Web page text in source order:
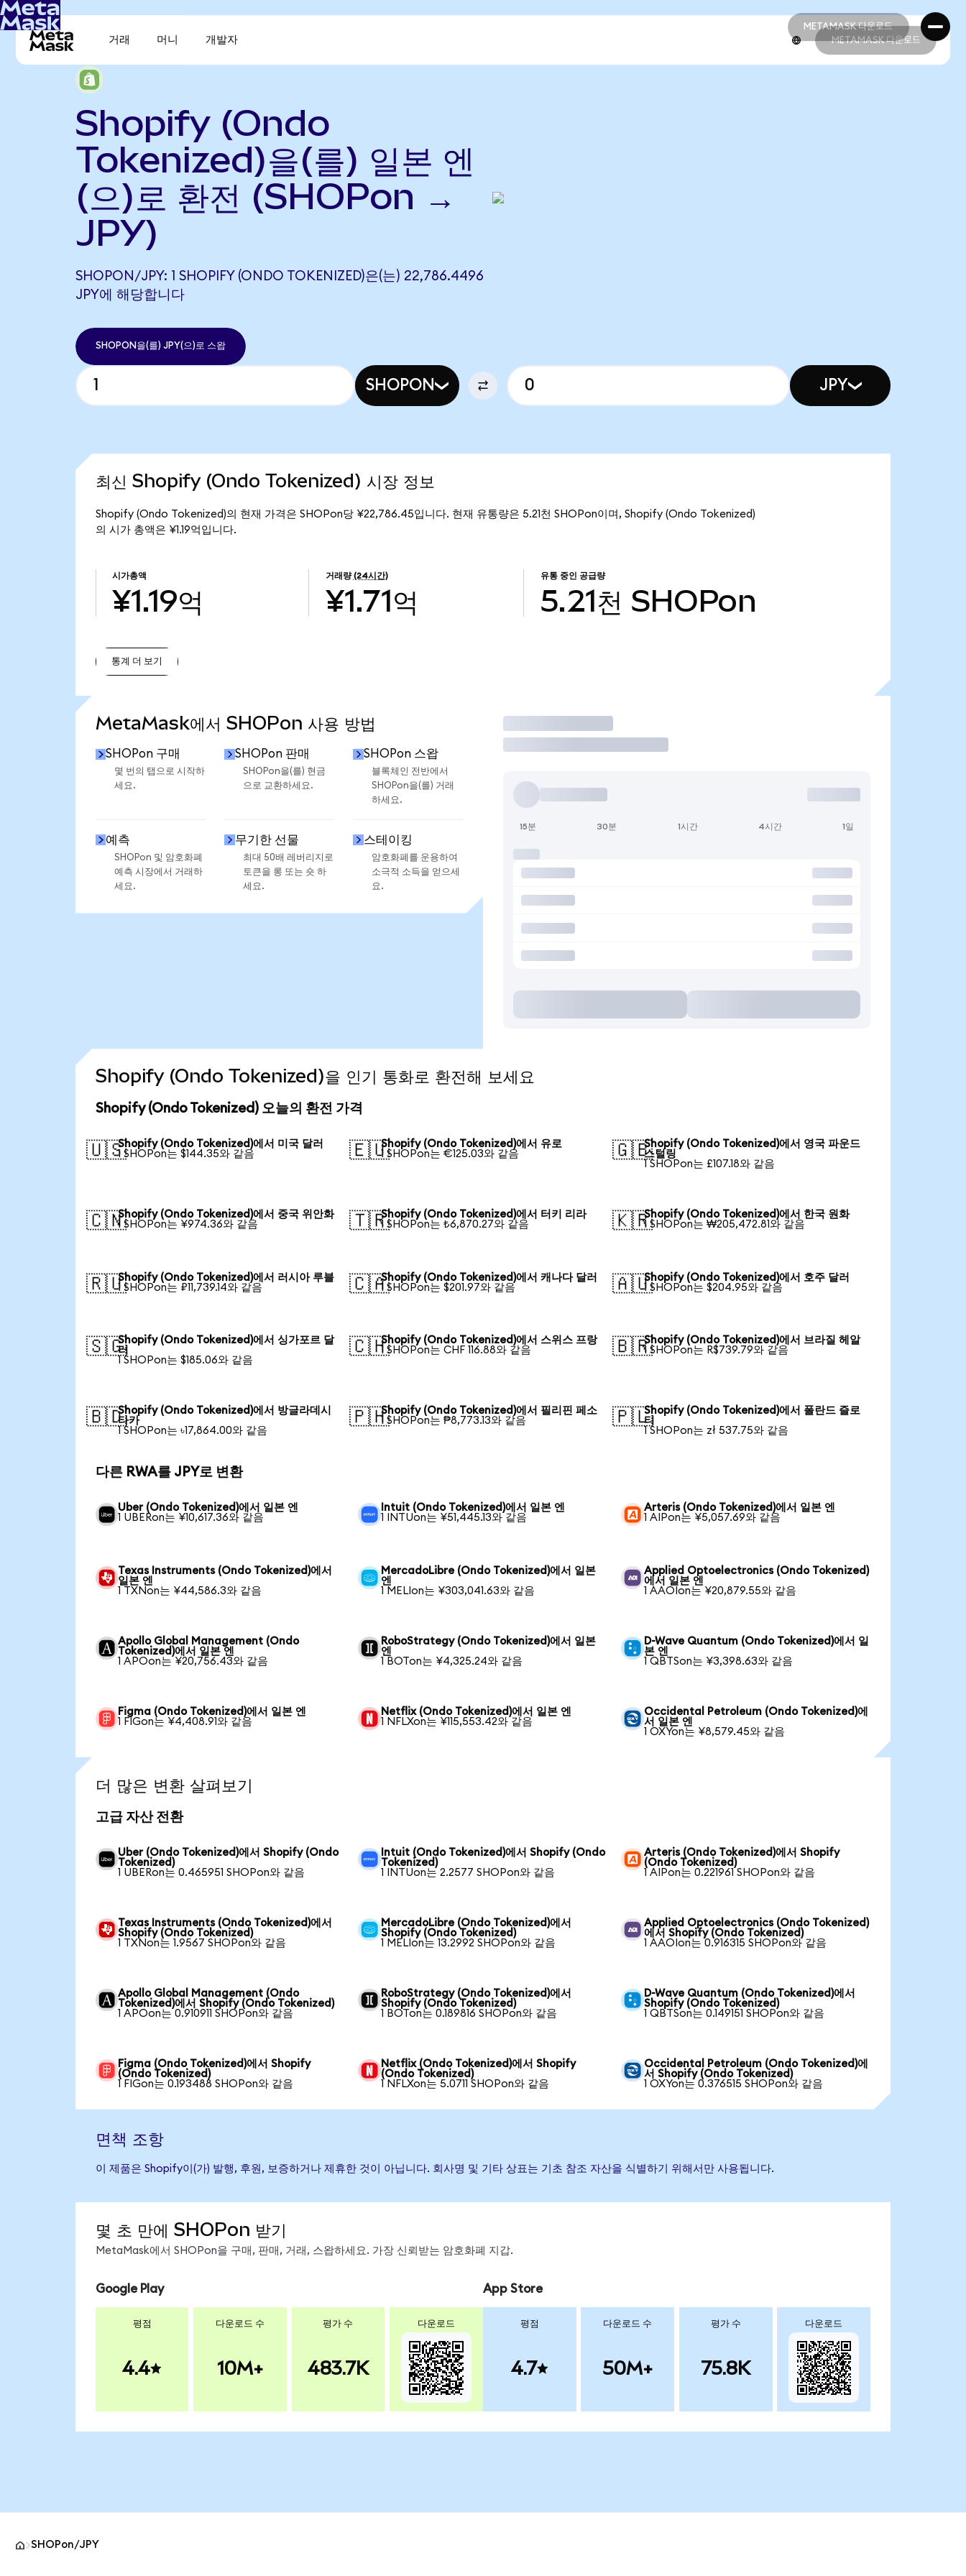
METAMASK 다운로드
METAMASK 다운로드
거래 머니 개발자 METAMASK 다운로드
Shopify (Ondo
Tokenized)을(를) 일본 엔
(으)로 환전 (SHOPon →
JPY)
SHOPON/JPY: 1 SHOPIFY (ONDO TOKENIZED)은(는) 22,786.4496
JPY에 해당합니다
SHOPON을(를) JPY(으)로 스왑
SHOPON JPY
최신 Shopify (Ondo Tokenized) 시장 정보
Shopify (Ondo Tokenized)의 현재 가격은 SHOPon당 ¥22,786.45입니다. 현재 유통량은 5.21천 SHOPon이며, Shopify (Ondo Tokenized)
의 시가 총액은 ¥1.19억입니다.
시가총액
¥1.19억
거래량 (24시간)
¥1.71억
유통 중인 공급량
5.21천 SHOPon
통계 더 보기
MetaMask에서 SHOPon 사용 방법
SHOPon 구매
몇 번의 탭으로 시작하
세요.
SHOPon 판매
SHOPon을(를) 현금
으로 교환하세요.
SHOPon 스왑
블록체인 전반에서
SHOPon을(를) 거래
하세요.
예측
SHOPon 및 암호화폐
예측 시장에서 거래하
세요.
무기한 선물
최대 50배 레버리지로
토큰을 롱 또는 숏 하
세요.
스테이킹
암호화폐를 운용하여
소극적 소득을 얻으세
요.
거래
15분 30분 1시간 4시간 1일
Shopify (Ondo Tokenized)을 인기 통화로 환전해 보세요
Shopify (Ondo Tokenized) 오늘의 환전 가격
🇺🇸Shopify (Ondo Tokenized)에서 미국 달러
1 SHOPon는 $144.35와 같음
🇪🇺Shopify (Ondo Tokenized)에서 유로
1 SHOPon는 €125.03와 같음
🇬🇧Shopify (Ondo Tokenized)에서 영국 파운드
스털링
1 SHOPon는 £107.18와 같음
🇨🇳Shopify (Ondo Tokenized)에서 중국 위안화
1 SHOPon는 ¥974.36와 같음
🇹🇷Shopify (Ondo Tokenized)에서 터키 리라
1 SHOPon는 ₺6,870.27와 같음
🇰🇷Shopify (Ondo Tokenized)에서 한국 원화
1 SHOPon는 ₩205,472.81와 같음
🇷🇺Shopify (Ondo Tokenized)에서 러시아 루블
1 SHOPon는 ₽11,739.14와 같음
🇨🇦Shopify (Ondo Tokenized)에서 캐나다 달러
1 SHOPon는 $201.97와 같음
🇦🇺Shopify (Ondo Tokenized)에서 호주 달러
1 SHOPon는 $204.95와 같음
🇸🇬Shopify (Ondo Tokenized)에서 싱가포르 달
러
1 SHOPon는 $185.06와 같음
🇨🇭Shopify (Ondo Tokenized)에서 스위스 프랑
1 SHOPon는 CHF 116.88와 같음
🇧🇷Shopify (Ondo Tokenized)에서 브라질 헤알
1 SHOPon는 R$739.79와 같음
🇧🇩Shopify (Ondo Tokenized)에서 방글라데시
타카
1 SHOPon는 ৳17,864.00와 같음
🇵🇭Shopify (Ondo Tokenized)에서 필리핀 페소
1 SHOPon는 ₱8,773.13와 같음
🇵🇱Shopify (Ondo Tokenized)에서 폴란드 즐로
티
1 SHOPon는 zł 537.75와 같음
다른 RWA를 JPY로 변환
Uber (Ondo Tokenized)에서 일본 엔
1 UBERon는 ¥10,617.36와 같음
Intuit (Ondo Tokenized)에서 일본 엔
1 INTUon는 ¥51,445.13와 같음
Arteris (Ondo Tokenized)에서 일본 엔
1 AIPon는 ¥5,057.69와 같음
Texas Instruments (Ondo Tokenized)에서
일본 엔
1 TXNon는 ¥44,586.3와 같음
MercadoLibre (Ondo Tokenized)에서 일본
엔
1 MELIon는 ¥303,041.63와 같음
Applied Optoelectronics (Ondo Tokenized)
에서 일본 엔
1 AAOIon는 ¥20,879.55와 같음
Apollo Global Management (Ondo
Tokenized)에서 일본 엔
1 APOon는 ¥20,756.43와 같음
RoboStrategy (Ondo Tokenized)에서 일본
엔
1 BOTon는 ¥4,325.24와 같음
D-Wave Quantum (Ondo Tokenized)에서 일
본 엔
1 QBTSon는 ¥3,398.63와 같음
Figma (Ondo Tokenized)에서 일본 엔
1 FIGon는 ¥4,408.91와 같음
Netflix (Ondo Tokenized)에서 일본 엔
1 NFLXon는 ¥115,553.42와 같음
Occidental Petroleum (Ondo Tokenized)에
서 일본 엔
1 OXYon는 ¥8,579.45와 같음
더 많은 변환 살펴보기
고급 자산 전환
Uber (Ondo Tokenized)에서 Shopify (Ondo
Tokenized)
1 UBERon는 0.465951 SHOPon와 같음
Intuit (Ondo Tokenized)에서 Shopify (Ondo
Tokenized)
1 INTUon는 2.2577 SHOPon와 같음
Arteris (Ondo Tokenized)에서 Shopify
(Ondo Tokenized)
1 AIPon는 0.221961 SHOPon와 같음
Texas Instruments (Ondo Tokenized)에서
Shopify (Ondo Tokenized)
1 TXNon는 1.9567 SHOPon와 같음
MercadoLibre (Ondo Tokenized)에서
Shopify (Ondo Tokenized)
1 MELIon는 13.2992 SHOPon와 같음
Applied Optoelectronics (Ondo Tokenized)
에서 Shopify (Ondo Tokenized)
1 AAOIon는 0.916315 SHOPon와 같음
Apollo Global Management (Ondo
Tokenized)에서 Shopify (Ondo Tokenized)
1 APOon는 0.910911 SHOPon와 같음
RoboStrategy (Ondo Tokenized)에서
Shopify (Ondo Tokenized)
1 BOTon는 0.189816 SHOPon와 같음
D-Wave Quantum (Ondo Tokenized)에서
Shopify (Ondo Tokenized)
1 QBTSon는 0.149151 SHOPon와 같음
Figma (Ondo Tokenized)에서 Shopify
(Ondo Tokenized)
1 FIGon는 0.193488 SHOPon와 같음
Netflix (Ondo Tokenized)에서 Shopify
(Ondo Tokenized)
1 NFLXon는 5.0711 SHOPon와 같음
Occidental Petroleum (Ondo Tokenized)에
서 Shopify (Ondo Tokenized)
1 OXYon는 0.376515 SHOPon와 같음
면책 조항
이 제품은 Shopify이(가) 발행, 후원, 보증하거나 제휴한 것이 아닙니다. 회사명 및 기타 상표는 기초 참조 자산을 식별하기 위해서만 사용됩니다.
몇 초 만에 SHOPon 받기
MetaMask에서 SHOPon을 구매, 판매, 거래, 스왑하세요. 가장 신뢰받는 암호화폐 지갑.
Google Play
평점
4.4
다운로드 수
10M+
평가 수
483.7K
다운로드
App Store
평점
4.7
다운로드 수
50M+
평가 수
75.8K
다운로드
SHOPon/JPY